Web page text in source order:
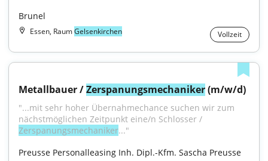
Brunel
Essen, RaumGelsenkirchen Vollzeit
Metallbauer / Zerspanungsmechaniker (m/w/d)
"...mit sehr hoher Übernahmechance suchen wir zum
Zerspanungsmechaniker..."
Preusse Personalleasing Inh. Dipl.-Kfm. Sascha Preusse